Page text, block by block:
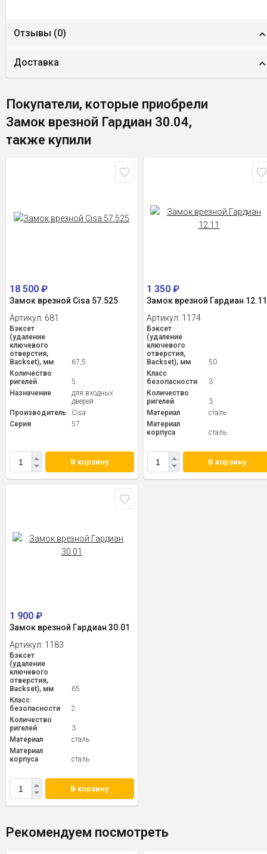
Отзывы (0)
Доставка
Покупатели, которые приобрели
Замок врезной Гардиан 30.04,
также купили
18 500 ₽
Замок врезной Cisa 57.525
Артикул: 681
Бэксет
(удаление
ключевого
отверстия,
Backset), мм
67,5
Количество
ригелей
5
Назначение
для входных
дверей
Производитель
Cisa
Серия
57
В корзину
1 350₽
Замок врезной Гардиан 12.11
Артикул: 1174
Бэксет
(удаление
ключевого
отверстия,
Backset), мм
50
Класс
безопасности
3
Количество
ригелей
3
Материал
сталь
Материал
корпуса
сталь
В корзину
1 900 ₽
Замок врезной Гардиан 30.01
Артикул: 1183
Бэксет
(удаление
ключевого
отверстия,
Backset), мм
65
Класс
безопасности
2
Количество
ригелей
3
Материал
сталь
Материал
корпуса
сталь
В корзину
Рекомендуем посмотреть